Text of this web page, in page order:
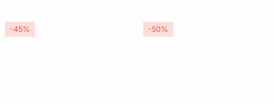
-45% -50%